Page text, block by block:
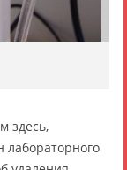
здесь,
лабораторного